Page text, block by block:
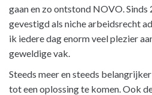
gaan en zo ontstond NOVO.
gevestigd als niche arbeidsrecht
ik iedere dag enorm veel plezier
geweldige vak.
Steeds meer en steeds
tot een oplossing te komen. Ook